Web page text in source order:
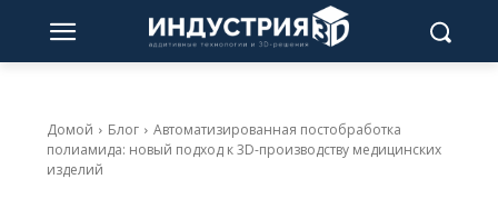
Домой Блог
Автоматизированная постобработка
полиамида: новый подход к 3D-производству медицинских
изделий